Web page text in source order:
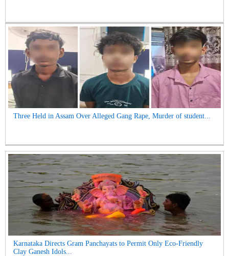
Three Held in Assam Over Alleged Gang Rape, Murder of student...
Karnataka Directs Gram Panchayats to Permit Only Eco-Friendly
Clay Ganesh Idols...